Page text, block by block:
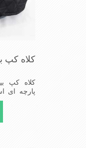
کلاه کپ
کلاه کپ
پارچه ای
ازجنس
استفاده